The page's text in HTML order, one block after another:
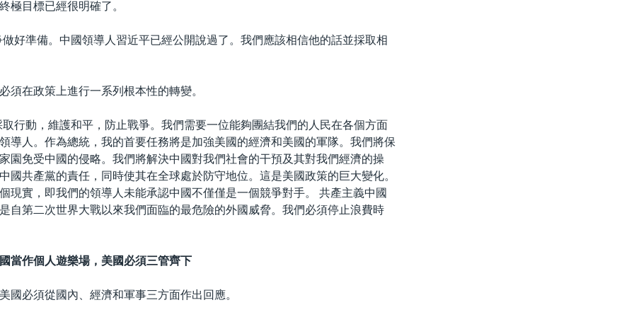
極目標已經很明確了。
做好準備。中國領導人習近平已經公開說過了。我們應該相信他的話並採取相
須在政策上進行一系列根本性的轉變。
取行動，維護和平，防止戰爭。我們需要一位能夠團結我們的人民在各個方面
導人。作為總統，我的首要任務將是加強美國的經濟和美國的軍隊。我們將保
園免受中國的侵略。我們將解決中國對我們社會的干預及其對我們經濟的操
國共產黨的責任，同時使其在全球處於防守地位。這是美國政策的巨大變化。
現實，即我們的領導人未能承認中國不僅僅是一個競爭對手。 共產主義中國
自第二次世界大戰以來我們面臨的最危險的外國威脅。我們必須停止浪費時
當作個人遊樂場，美國必須三管齊下
國必須從國內、經濟和軍事三方面作出回應。